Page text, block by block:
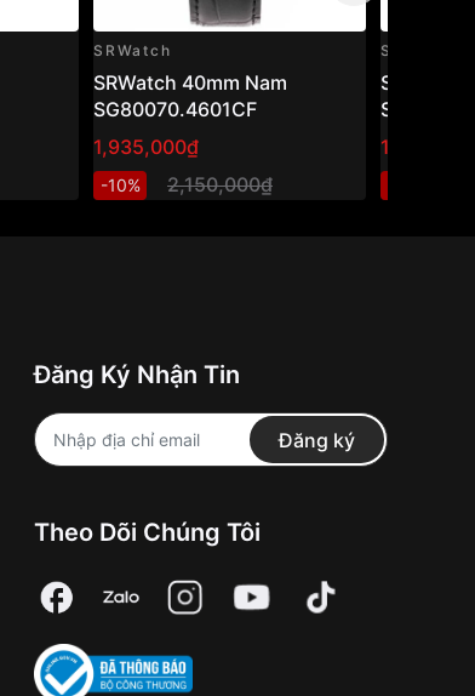
SRWatch
SRWatch 40mm Nam
SG80070.4601CF
1,935,000₫
-10% 2,150,000₫
SRWatch
SRwatch
Đăng Ký Nhận Tin
Đăng ký
Theo Dõi Chúng Tôi